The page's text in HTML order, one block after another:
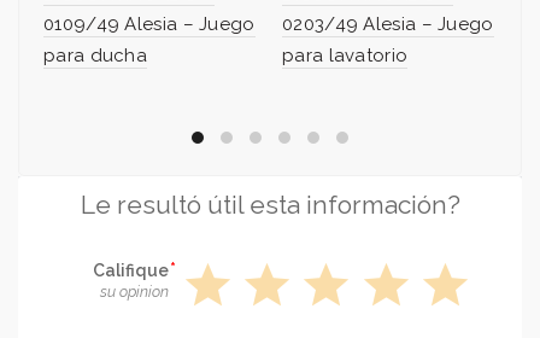
0109/49 Alesia – Juego
para ducha
0203/49 Alesia – Juego
para lavatorio
Le resultó útil esta información?
Califique
su opinion star star star star star